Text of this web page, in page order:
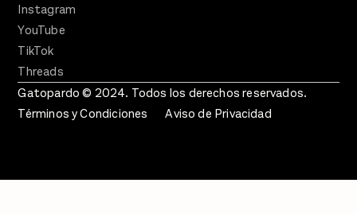
Instagram
YouTube
TikTok
Threads
Gatopardo © 2024. Todos los derechos reservados.
Términos y Condiciones
Aviso de Privacidad